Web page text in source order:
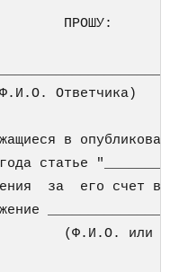
ПРОШУ:
Ответчика)
в
статье
за  его счет в
(Ф.И.О. или